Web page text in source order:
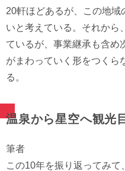
20軒ほどあるが、この地域
いと考えている。それから
ているが、事業継承も含め
がまわっていく形をつくら
る。
温泉から星空へ観光
筆者
この10年を振り返ってみて